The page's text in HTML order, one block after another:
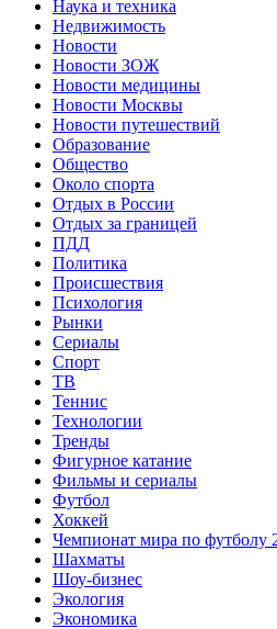
Наука и техника
Недвижимость
Новости
Новости ЗОЖ
Новости медицины
Новости Москвы
Новости путешествий
Образование
Общество
Около спорта
Отдых в России
Отдых за границей
ПДД
Политика
Происшествия
Психология
Рынки
Сериалы
Спорт
ТВ
Теннис
Технологии
Тренды
Фигурное катание
Фильмы и сериалы
Футбол
Хоккей
Чемпионат мира по футболу
Шахматы
Шоу-бизнес
Экология
Экономика